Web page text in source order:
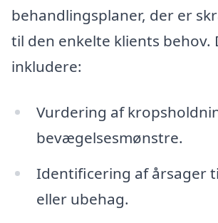
behandlingsplaner, der er
til den enkelte klients behov.
inkludere:
Vurdering af
bevægelsesmønstre.
Identificering af årsager
eller ubehag.